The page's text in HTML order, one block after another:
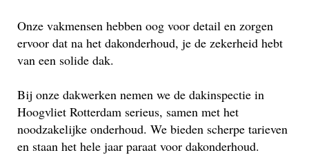
Onze vakmensen hebben oog voor detail en zorgen
ervoor dat na het dakonderhoud, je de zekerheid hebt
van een solide dak.
Bij onze dakwerken nemen we de dakinspectie in
Hoogvliet Rotterdam serieus, samen met het
noodzakelijke onderhoud. We bieden scherpe tarieven
en staan het hele jaar paraat voor dakonderhoud.